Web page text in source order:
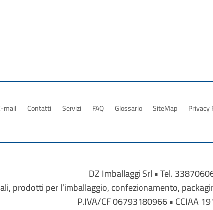
mail Contatti Servizi FAQ Glossario SiteMap Privacy
DZ Imballaggi Srl • Tel.
prodotti per l’imballaggio, confezionamento,
P.IVA/CF 06793180966 • CCIAA